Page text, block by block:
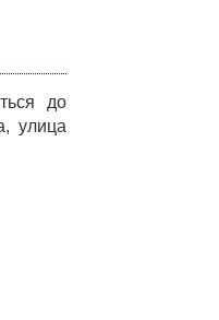
до
улица